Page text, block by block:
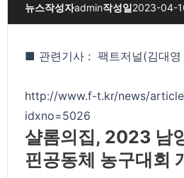
뉴스작성자admin작성일2023-04-
■ 관련기사 : 팩트저널(김대영
http://www.f-t.kr/news/
idxno=5026
샬롬의집, 2023 남
핀공동체 농구대회